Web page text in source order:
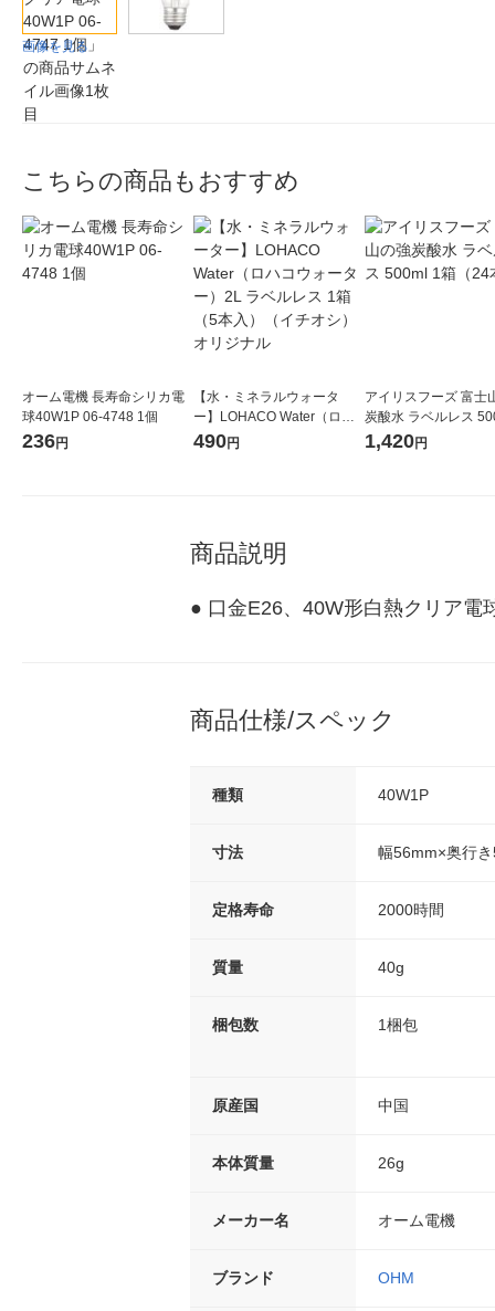
画像を見る
こちらの商品もおすすめ
オーム電機 長寿命シリカ電
球40W1P 06-4748 1個
236円
【水・ミネラルウォータ
ー】LOHACO Water（ロハ
コウォーター）2L ラベルレ
490円
アイリスフーズ 富士
炭酸水 ラベルレス
箱（24本入）
1,420円
商品説明
● 口金E26、40W形白熱クリア電
商品仕様/スペック
種類 40W1P
寸法 幅56mm×奥行
定格寿命 2000時間
質量 40g
梱包数 1梱包
原産国 中国
本体質量 26g
メーカー名 オーム電機
ブランド OHM